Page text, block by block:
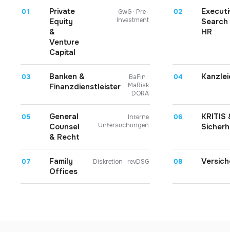
01
Private
Equity
&
Venture
Capital
GwG · Pre-
Investment
02
Search
HR
03
Banken &
Finanzdienstleister
BaFin ·
MaRisk
· DORA
04
05
General
Counsel
& Recht
Interne
Untersuchungen
06
KRITIS
07
Family
Offices
Diskretion · revDSG 08